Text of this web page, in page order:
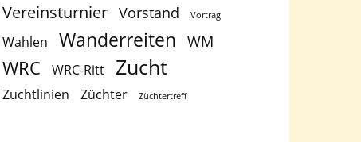
Vereinsturnier Vorstand Vortrag
Wahlen Wanderreiten WM
WRC WRC-Ritt Zucht
Zuchtlinien Züchter Züchtertreff